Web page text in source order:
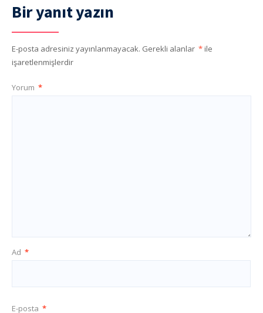
Bir yanıt yazın
E-posta adresiniz yayınlanmayacak. Gerekli alanlar * ile
işaretlenmişlerdir
Yorum *
Ad *
E-posta *